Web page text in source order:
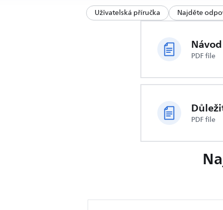
Uživatelská příručka Najděte
PDF file
PDF file